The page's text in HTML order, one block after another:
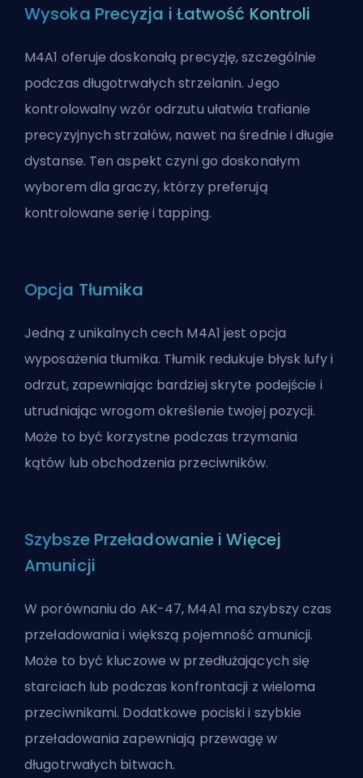
Wysoka Precyzja i Łatwość Kontroli
M4A1 oferuje doskonałą precyzję, szczególnie
podczas długotrwałych strzelanin. Jego
kontrolowalny wzór odrzutu ułatwia trafianie
precyzyjnych strzałów, nawet na średnie i długie
dystanse. Ten aspekt czyni go doskonałym
wyborem dla graczy, którzy preferują
kontrolowane serię i tapping.
Opcja Tłumika
Jedną z unikalnych cech M4A1 jest opcja
wyposażenia tłumika. Tłumik redukuje błysk lufy i
odrzut, zapewniając bardziej skryte podejście i
utrudniając wrogom określenie twojej pozycji.
Może to być korzystne podczas trzymania
kątów lub obchodzenia przeciwników.
Szybsze Przeładowanie i Więcej
Amunicji
W porównaniu do AK-47, M4A1 ma szybszy czas
przeładowania i większą pojemność amunicji.
Może to być kluczowe w przedłużających się
starciach lub podczas konfrontacji z wieloma
przeciwnikami. Dodatkowe pociski i szybkie
przeładowania zapewniają przewagę w
długotrwałych bitwach.